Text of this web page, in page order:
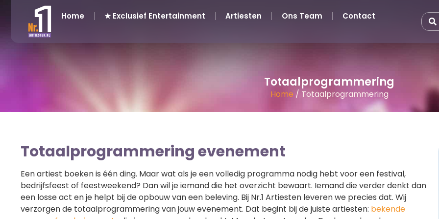
Home ★ Exclusief Entertainment Artiesten Ons Team Contact
Home / Totaalprogrammering
Totaalprogrammering
Totaalprogrammering evenement
Een artiest boeken is één ding. Maar wat als je een volledig programma nodig hebt voor een festival,
bedrijfsfeest of feestweekend? Dan wil je iemand die het overzicht bewaart. Iemand die verder denkt dan
een losse act en je helpt bij de opbouw van een beleving. Bij Nr.1 Artiesten leveren we precies dat. Wij
verzorgen de totaalprogrammering van jouw evenement. Dat begint bij de juiste artiesten: bekende